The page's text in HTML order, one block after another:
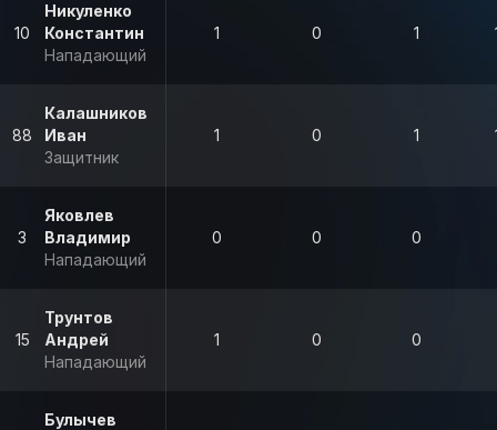
10
Никуленко
Константин
Нападающий
1 0 1
88
Калашников
Иван
Защитник
1 0 1
3
Яковлев
Владимир
Нападающий
0 0 0
15
Трунтов
Андрей
Нападающий
1 0 0
Булычев